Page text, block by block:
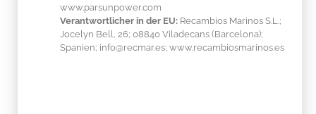
www.parsunpower.com
Verantwortlicher in der EU: Recambios Marinos S.L.;
Jocelyn Bell, 26; 08840 Viladecans (Barcelona);
Spanien; info@recmar.es; www.recambiosmarinos.es